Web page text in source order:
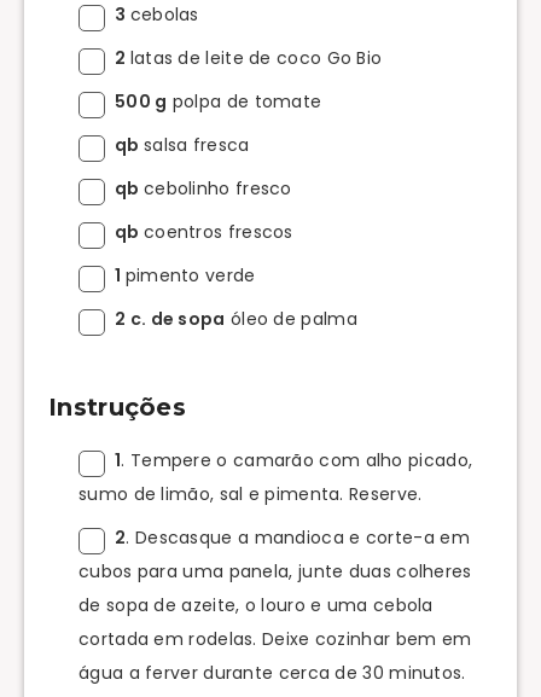
3 cebolas
2 latas de leite de coco Go Bio
500 g polpa de tomate
qb salsa fresca
qb cebolinho fresco
qb coentros frescos
1 pimento verde
2 c. de sopa óleo de palma
Instruções
1. Tempere o camarão com alho picado,
sumo de limão, sal e pimenta. Reserve.
2. Descasque a mandioca e corte-a em
cubos para uma panela, junte duas colheres
de sopa de azeite, o louro e uma cebola
cortada em rodelas. Deixe cozinhar bem em
água a ferver durante cerca de 30 minutos.